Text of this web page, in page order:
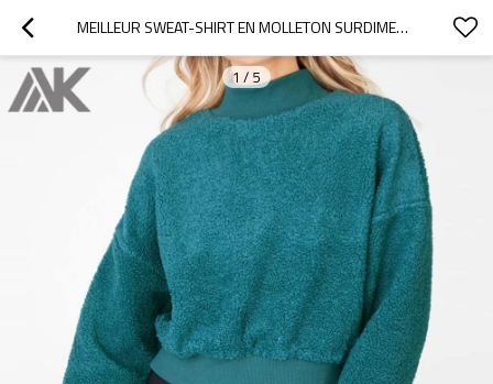
MEILLEUR SWEAT-SHIRT EN MOLLETON SURDIMENSIONNÉ À COL HAUT PERSONNALISÉ FEMME-AKTIK
1 / 5